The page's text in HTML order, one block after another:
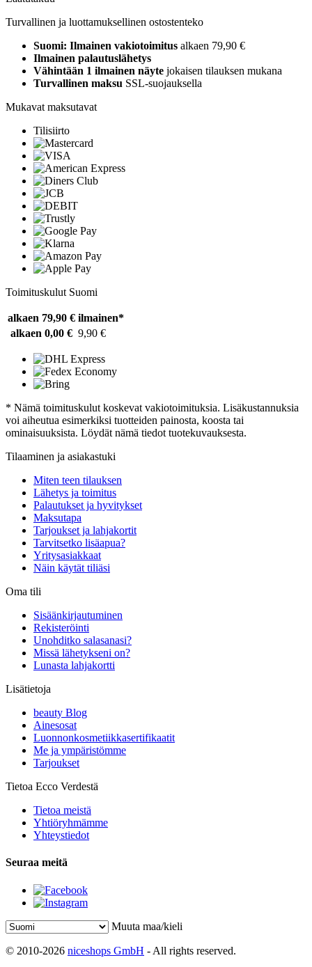
Turvallinen ja luottamuksellinen ostostenteko
Suomi: Ilmainen vakiotoimitus alkaen 79,90 €
Ilmainen palautuslähetys
Vähintään 1 ilmainen näyte jokaisen tilauksen mukana
Turvallinen maksu SSL-suojauksella
Mukavat maksutavat
Tilisiirto
Toimituskulut Suomi
alkaen 79,90 € ilmainen*
alkaen 0,00 € 9,90 €
* Nämä toimituskulut koskevat vakiotoimituksia. Lisäkustannuksia
voi aiheutua esimerkiksi tuotteiden painosta, koosta tai
ominaisuuksista. Löydät nämä tiedot tuotekuvauksesta.
Tilaaminen ja asiakastuki
Miten teen tilauksen
Lähetys ja toimitus
Palautukset ja hyvitykset
Maksutapa
Tarjoukset ja lahjakortit
Tarvitsetko lisäapua?
Yritysasiakkaat
Näin käytät tiliäsi
Oma tili
Sisäänkirjautuminen
Rekisteröinti
Unohditko salasanasi?
Missä lähetykseni on?
Lunasta lahjakortti
Lisätietoja
beauty Blog
Ainesosat
Luonnonkosmetiikkasertifikaatit
Me ja ympäristömme
Tarjoukset
Tietoa Ecco Verdestä
Tietoa meistä
Yhtiöryhmämme
Yhteystiedot
Seuraa meitä
Muuta maa/kieli
© 2010-2026 niceshops GmbH - All rights reserved.